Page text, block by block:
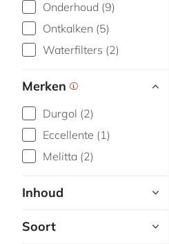
Onderhoud (9)
Ontkalken (5)
Waterfilters (2)
Merken
Durgol (2)
Eccellente (1)
Melitta (2)
Inhoud
Soort